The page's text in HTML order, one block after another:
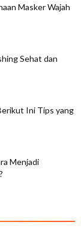
Masker Wajah
Sehat dan
Ini Tips yang
Menjadi